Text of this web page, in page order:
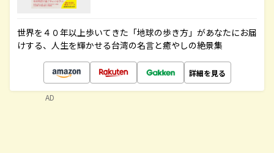
世界を４０年以上歩いてきた「地球の歩き方」があなたにお届
けする、人生を輝かせる台湾の名言と癒やしの絶景集
詳細を見る
AD